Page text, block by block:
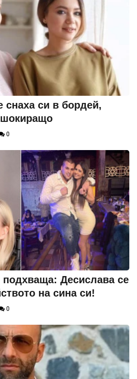
снаха си в бордей,
шокиращо
0
подхваща: Десислава се
на сина си!
0